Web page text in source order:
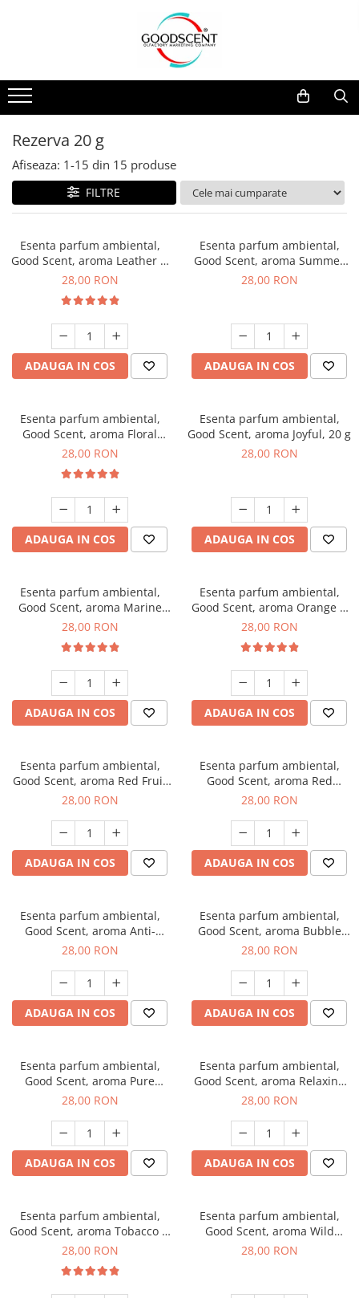
Pachete Promo
Dispozitive de Parfumare
Esente Parfum Ambiental
Rezerve Spray Good Scent
Odorizant cu Pulverizator
Site Pisoar
Dispozitive de Parfumare Ambientală
Auto
Rezidențiale
Comerciale
Industriale (HVAC)
Esente Parfum Ambiental
Mostre
Rezerva 10 g
Rezerva 20 g
Rezerva 100 g
Rezerva 200 g
Rezerva 500 g
Rezerva 20 g
Afiseaza: 1-15 din 15 produse
FILTRE
Esenta parfum ambiental,
Good Scent, aroma Leather &
Black Oudh, 20 g
28,00 RON
ADAUGA IN COS
Esenta parfum ambiental,
Good Scent, aroma Summer
Melon, 20 g
28,00 RON
ADAUGA IN COS
Esenta parfum ambiental,
Good Scent, aroma Floral
Bouquet, 20 g
28,00 RON
ADAUGA IN COS
Esenta parfum ambiental,
Good Scent, aroma Joyful, 20 g
28,00 RON
ADAUGA IN COS
Esenta parfum ambiental,
Good Scent, aroma Marine
Breeze, 20 g
28,00 RON
ADAUGA IN COS
Esenta parfum ambiental,
Good Scent, aroma Orange &
Fresh Cinnamon, 20 g
28,00 RON
ADAUGA IN COS
Esenta parfum ambiental,
Good Scent, aroma Red Fruit
Bubble, 20 g
28,00 RON
ADAUGA IN COS
Esenta parfum ambiental,
Good Scent, aroma Red
Grapes, 20 g
28,00 RON
ADAUGA IN COS
Esenta parfum ambiental,
Good Scent, aroma Anti-
Tobacco, 20 g
28,00 RON
ADAUGA IN COS
Esenta parfum ambiental,
Good Scent, aroma Bubble
Gum, 20 g
28,00 RON
ADAUGA IN COS
Esenta parfum ambiental,
Good Scent, aroma Pure
White Musc, 20 g
28,00 RON
ADAUGA IN COS
Esenta parfum ambiental,
Good Scent, aroma Relaxing
Lavender, 20 g
28,00 RON
ADAUGA IN COS
Esenta parfum ambiental,
Good Scent, aroma Tobacco &
Vanilla, 20 g
28,00 RON
Esenta parfum ambiental,
Good Scent, aroma Wild
Sailor, 20 g
28,00 RON